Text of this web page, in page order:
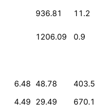
936.81
11.2
1206.09
0.9
6.48 48.78
403.5
4.49 29.49
670.1